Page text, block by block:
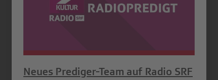
Neues Prediger-Team auf Radio SRF